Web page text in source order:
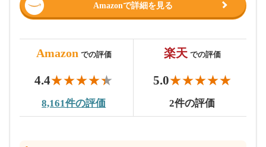
Amazonで詳細を見る
Amazon での評価
4.4
8,161件の評価
楽天 での評価
5.0
2件の評価